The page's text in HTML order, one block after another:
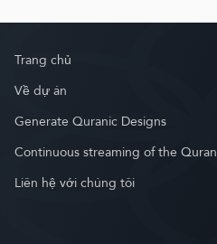
Trang chủ
Về dự án
Generate Quranic Designs
Continuous streaming of the Quran
Liên hệ với chúng tôi